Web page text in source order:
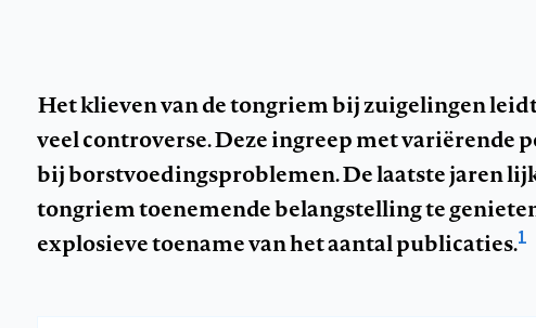
Het klieven van de tongriem bij zuigelingen
veel controverse. Deze ingreep met variërende
bij borstvoedingsproblemen. De laatste jaren
tongriem toenemende belangstelling te
explosieve toename van het aantal publicaties.1